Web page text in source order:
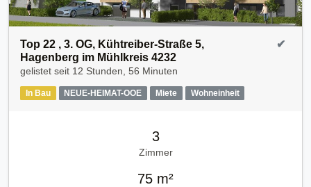
Top 22 , 3. OG, Kühtreiber-Straße 5,
Hagenberg im Mühlkreis 4232
gelistet seit 12 Stunden, 56 Minuten
In Bau NEUE-HEIMAT-OOE Miete Wohneinheit
✔
3
Zimmer
75 m²